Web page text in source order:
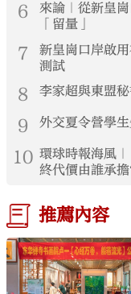
6
來論｜從新皇
「留量」
7
新皇崗口岸啟
測試
8 李家超與東盟
9 外交夏令營學
10 環球時報海風
終代價由誰承擔
推薦內容